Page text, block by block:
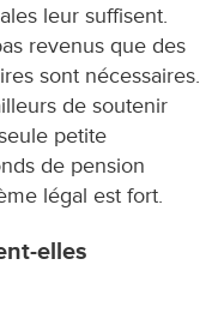
leur suffisent.
revenus que des
sont nécessaires.
de soutenir
petite
de pension
légal est fort.
elles